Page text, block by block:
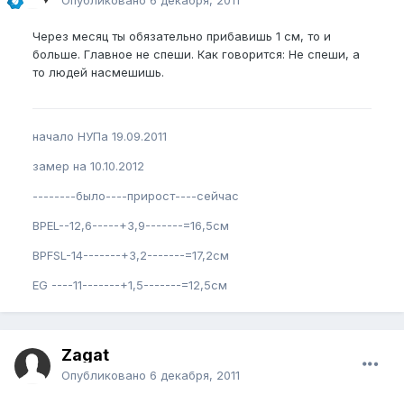
Через месяц ты обязательно прибавишь 1 см, то и
больше. Главное не спеши. Как говорится: Не спеши, а
то людей насмешишь.
начало НУПа 19.09.2011
замер на 10.10.2012
--------было----прирост----сейчас
BPEL--12,6-----+3,9-------=16,5см
BPFSL-14-------+3,2-------=17,2см
EG ----11-------+1,5-------=12,5см
Zagat
Опубликовано 6 декабря, 2011